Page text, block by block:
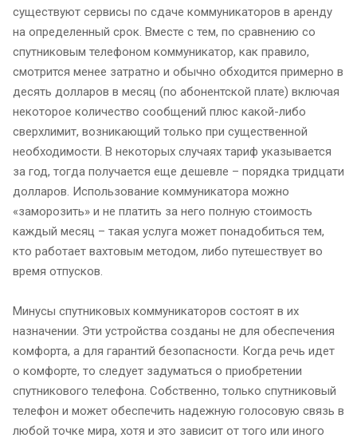
существуют сервисы по сдаче коммуникаторов в аренду
на определенный срок. Вместе с тем, по сравнению со
спутниковым телефоном коммуникатор, как правило,
смотрится менее затратно и обычно обходится примерно в
десять долларов в месяц (по абонентской плате) включая
некоторое количество сообщений плюс какой-либо
сверхлимит, возникающий только при существенной
необходимости. В некоторых случаях тариф указывается
за год, тогда получается еще дешевле – порядка тридцати
долларов. Использование коммуникатора можно
«заморозить» и не платить за него полную стоимость
каждый месяц – такая услуга может понадобиться тем,
кто работает вахтовым методом, либо путешествует во
время отпусков.
Минусы спутниковых коммуникаторов состоят в их
назначении. Эти устройства созданы не для обеспечения
комфорта, а для гарантий безопасности. Когда речь идет
о комфорте, то следует задуматься о приобретении
спутникового телефона. Собственно, только спутниковый
телефон и может обеспечить надежную голосовую связь в
любой точке мира, хотя и это зависит от того или иного